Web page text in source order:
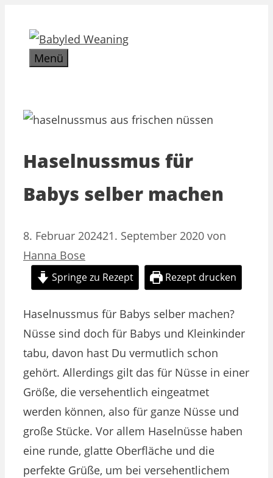
Inhalt
springenMenü
Haselnussmus für
Babys selber machen
8. Februar 202421. September 2020 von
Hanna Bose
Springe zu Rezept Rezept drucken
Haselnussmus für Babys selber machen?
Nüsse sind doch für Babys und Kleinkinder
tabu, davon hast Du vermutlich schon
gehört. Allerdings gilt das für Nüsse in einer
Größe, die versehentlich eingeatmet
werden können, also für ganze Nüsse und
große Stücke. Vor allem Haselnüsse haben
eine runde, glatte Oberfläche und die
perfekte Grüße, um bei versehentlichem